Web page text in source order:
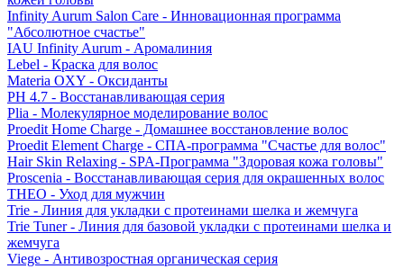
Infinity Aurum Salon Care - Инновационная программа
"Абсолютное счастье"
IAU Infinity Aurum - Аромалиния
Lebel - Краска для волос
Materia OXY - Оксиданты
PH 4.7 - Восстанавливающая серия
Plia - Молекулярное моделирование волос
Proedit Home Charge - Домашнее восстановление волос
Proedit Element Charge - СПА-программа "Счастье для волос"
Hair Skin Relaxing - SPA-Программа "Здоровая кожа головы"
Proscenia - Восстанавливающая серия для окрашенных волос
THEO - Уход для мужчин
Trie - Линия для укладки с протеинами шелка и жемчуга
Trie Tuner - Линия для базовой укладки с протеинами шелка и
жемчуга
Viege - Антивозростная органическая серия